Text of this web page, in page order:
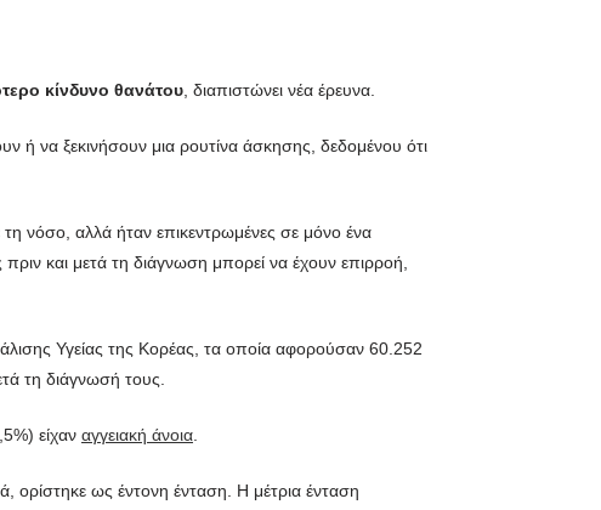
κίνδυνο θανάτου, διαπιστώνει νέα έρευνα.
ή να ξεκινήσουν μια ρουτίνα άσκησης, δεδομένου ότι
νόσο, αλλά ήταν επικεντρωμένες σε μόνο ένα
και μετά τη διάγνωση μπορεί να έχουν επιρροή,
Υγείας της Κορέας, τα οποία αφορούσαν 60.252
τη διάγνωσή τους.
είχαν αγγειακή άνοια.
ως έντονη ένταση. Η μέτρια ένταση